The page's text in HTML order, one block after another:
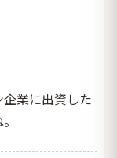
業に出資した